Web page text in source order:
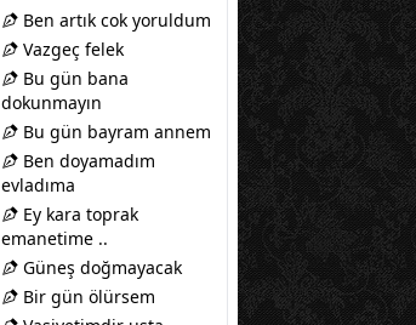
Ben artık cok yoruldum
Vazgeç felek
Bu gün bana
dokunmayın
Bu gün bayram annem
Ben doyamadım
evladıma
Ey kara toprak
emanetime ..
Güneş doğmayacak
Bir gün ölürsem